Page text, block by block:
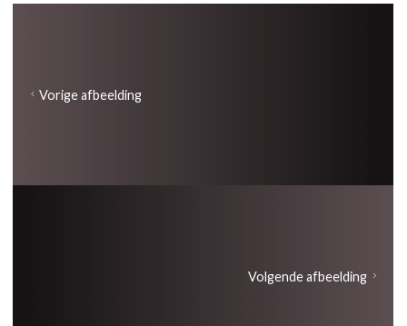
Vorige afbeelding
Volgende afbeelding